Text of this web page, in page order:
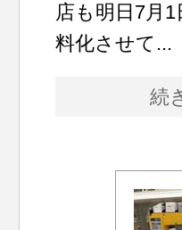
店も明日7月
料化させて...
続